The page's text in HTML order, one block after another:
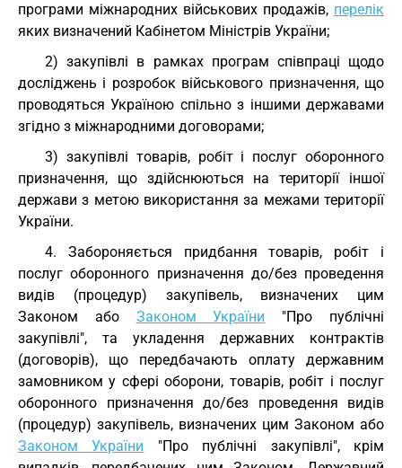
програми міжнародних військових продажів, перелік
яких визначений Кабінетом Міністрів України;
2) закупівлі в рамках програм співпраці щодо
досліджень і розробок військового призначення, що
проводяться Україною спільно з іншими державами
згідно з міжнародними договорами;
3) закупівлі товарів, робіт і послуг оборонного
призначення, що здійснюються на території іншої
держави з метою використання за межами території
України.
4. Забороняється придбання товарів, робіт і
послуг оборонного призначення до/без проведення
видів (процедур) закупівель, визначених цим
Законом або Законом України "Про публічні
закупівлі", та укладення державних контрактів
(договорів), що передбачають оплату державним
замовником у сфері оборони, товарів, робіт і послуг
оборонного призначення до/без проведення видів
(процедур) закупівель, визначених цим Законом або
Законом України "Про публічні закупівлі", крім